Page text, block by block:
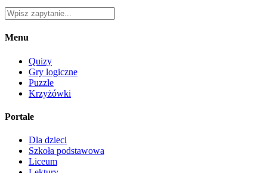
Menu
Quizy
Gry logiczne
Puzzle
Krzyżówki
Portale
Dla dzieci
Szkoła podstawowa
Liceum